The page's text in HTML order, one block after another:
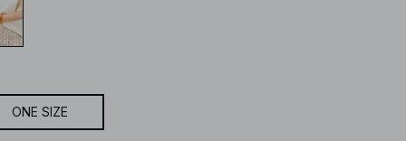
ONE SIZE